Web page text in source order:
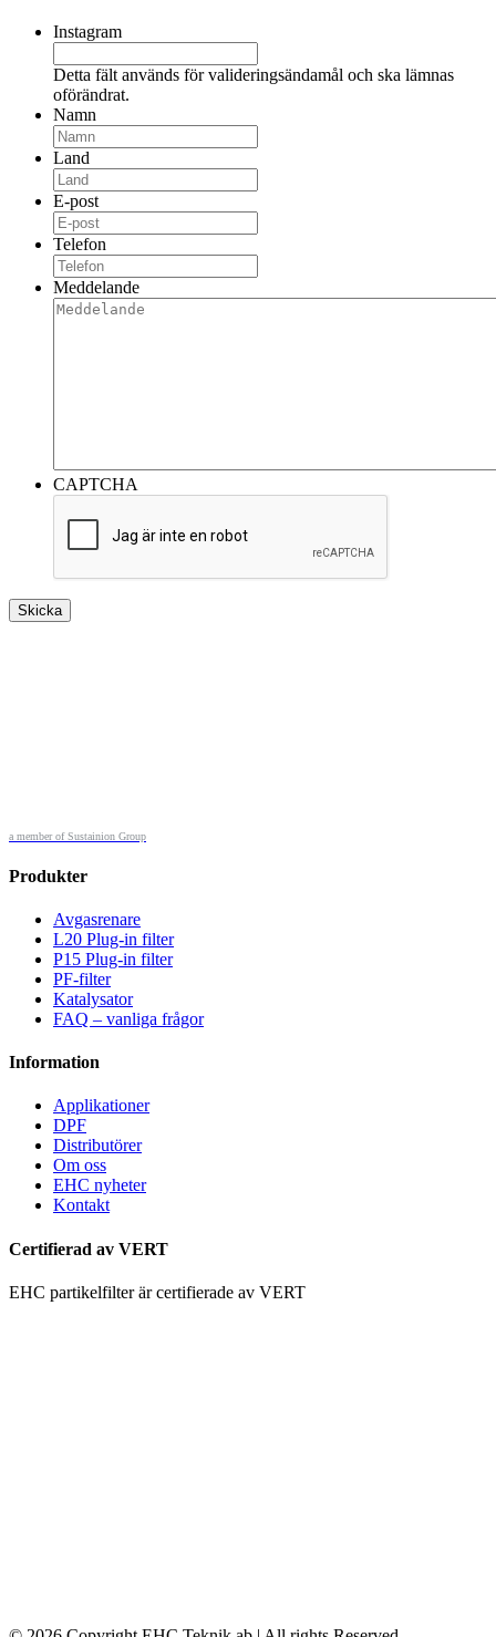
Instagram
Detta fält används för valideringsändamål och ska lämnas
oförändrat.
Namn
Land
E-post
Telefon
Meddelande
CAPTCHA
Skicka
a member of Sustainion Group
Produkter
Avgasrenare
L20 Plug-in filter
P15 Plug-in filter
PF-filter
Katalysator
FAQ – vanliga frågor
Information
Applikationer
DPF
Distributörer
Om oss
EHC nyheter
Kontakt
Certifierad av VERT
EHC partikelfilter är certifierade av VERT